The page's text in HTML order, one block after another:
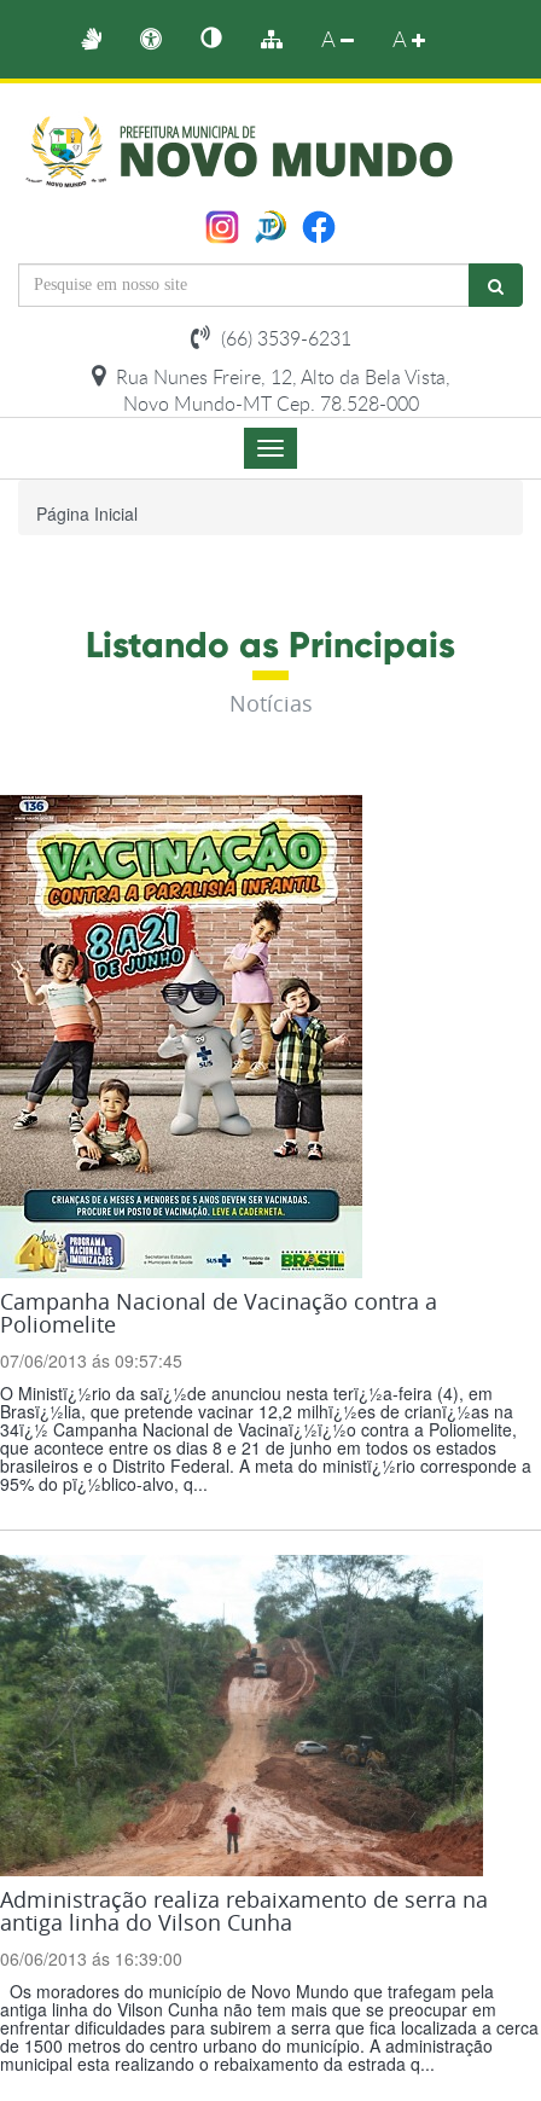
A A
(66) 3539-6231
Rua Nunes Freire, 12, Alto da Bela Vista,
Novo Mundo-MT Cep. 78.528-000
Menu
de
Página Inicial
Listando as Principais
Notícias
Campanha Nacional de Vacinação contra a
Poliomelite
07/06/2013 ás 09:57:45
O Ministï¿½rio da saï¿½de anunciou nesta terï¿½a-feira (4), em
Brasï¿½lia, que pretende vacinar 12,2 milhï¿½es de crianï¿½as na
34ï¿½ Campanha Nacional de Vacinaï¿½ï¿½o contra a Poliomelite,
que acontece entre os dias 8 e 21 de junho em todos os estados
brasileiros e o Distrito Federal. A meta do ministï¿½rio corresponde a
95% do pï¿½blico-alvo, q...
Administração realiza rebaixamento de serra na
antiga linha do Vilson Cunha
06/06/2013 ás 16:39:00
Os moradores do município de Novo Mundo que trafegam pela
antiga linha do Vilson Cunha não tem mais que se preocupar em
enfrentar dificuldades para subirem a serra que fica localizada a cerca
de 1500 metros do centro urbano do município. A administração
municipal esta realizando o rebaixamento da estrada q...